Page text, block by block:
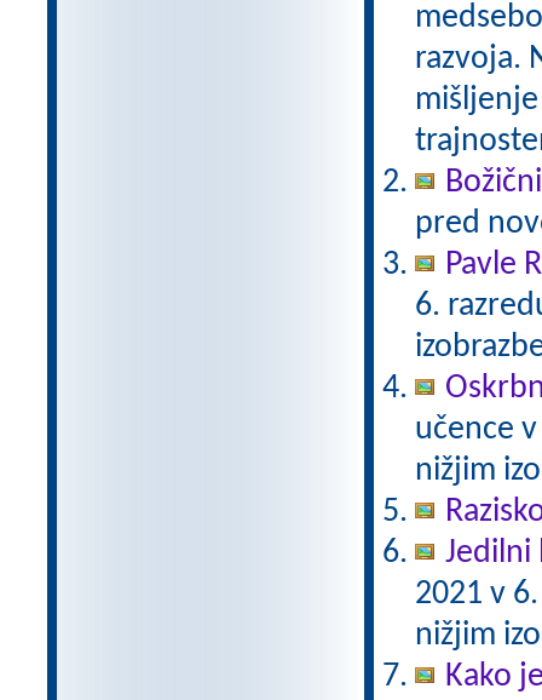
razvoja.
pred
Pavle
6.
učence
nižjim
Jedilni
2021 v
nižjim
Kako